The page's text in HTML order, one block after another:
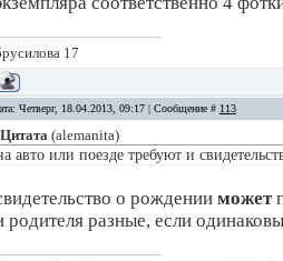
17
Четверг, 18.04.2013, 09:17 | Сообщение # 113
Цитата (alemanita)
авто или поезде требуют и
о рождении может
родителя разные, если